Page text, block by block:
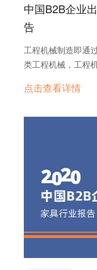
中国B2B企业
告
工程机械制造即通
类工程机械，工程
施建设、矿山开采等
点击查看详情